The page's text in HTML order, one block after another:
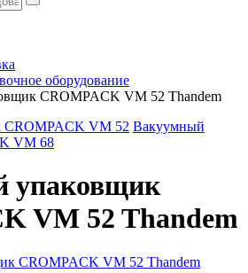
оборудование
CROMPACK VM 52 Thandem
VM 52 Вакуумный
VM 68
упаковщик
VM 52 Thandem